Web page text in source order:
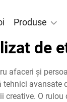
Produse
de
afaceri și
O